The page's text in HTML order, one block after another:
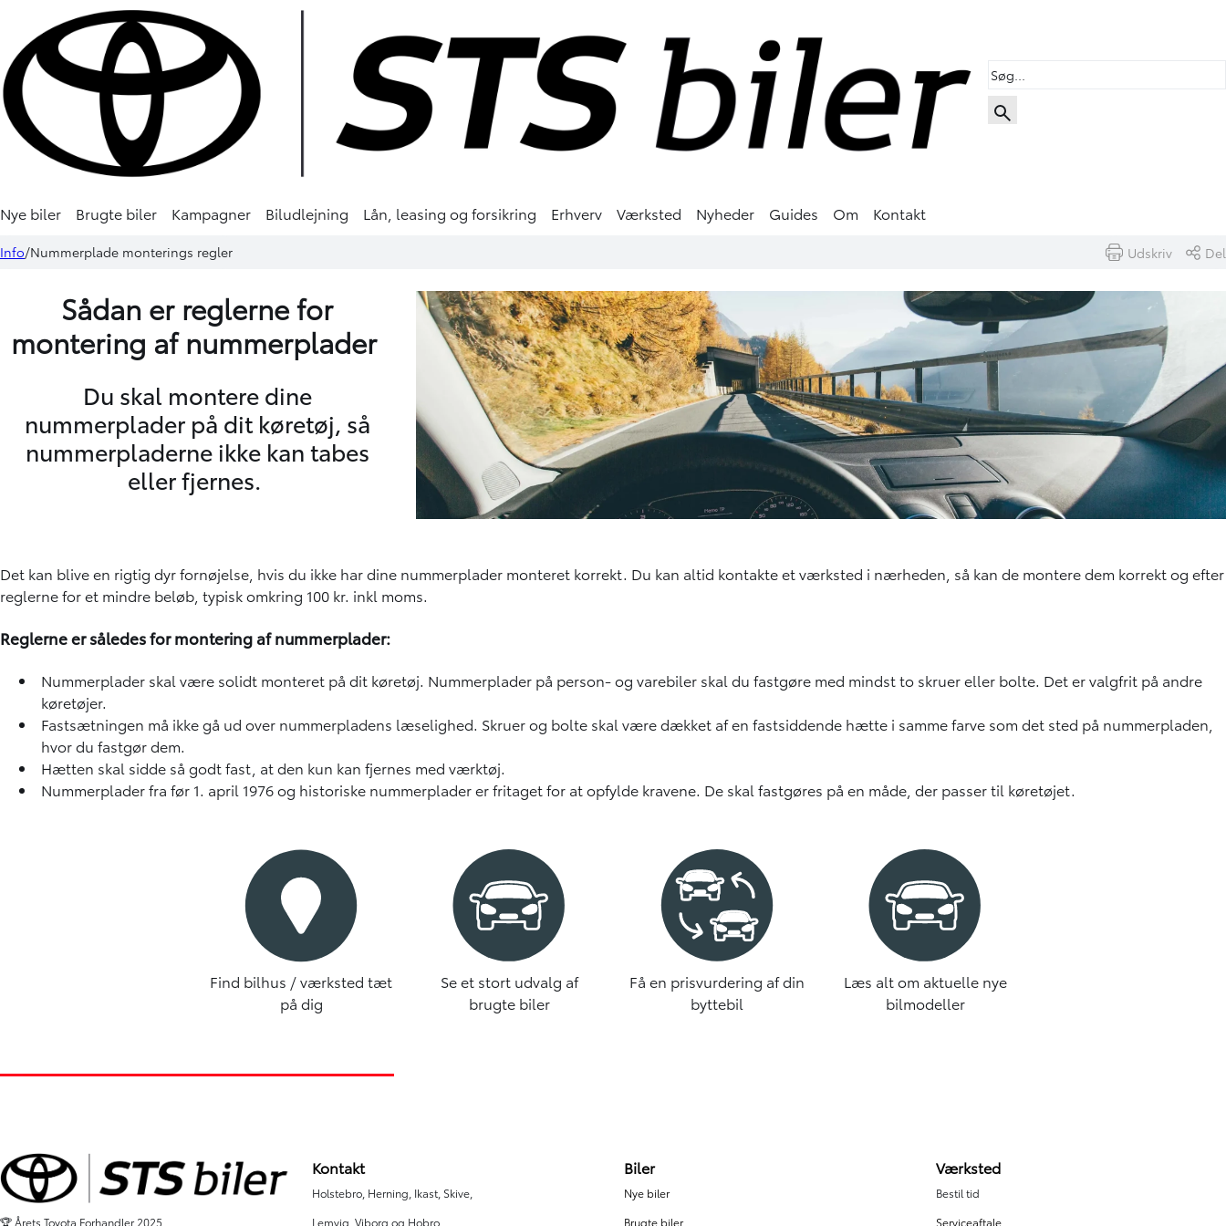
Nye biler Brugte biler Kampagner Biludlejning Lån, leasing og forsikring Erhverv Værksted Nyheder Guides Om Kontakt
Info Nummerplade monterings regler Udskriv Del
Sådan er reglerne for
montering af nummerplader
Du skal montere dine
nummerplader på dit køretøj, så
nummerpladerne ikke kan tabes
eller fjernes.
Det kan blive en rigtig dyr fornøjelse, hvis du ikke har dine nummerplader monteret korrekt. Du kan altid kontakte et værksted i nærheden, så kan de montere dem korrekt og efter
reglerne for et mindre beløb, typisk omkring 100 kr. inkl moms.
Reglerne er således for montering af nummerplader:
Nummerplader skal være solidt monteret på dit køretøj. Nummerplader på person- og varebiler skal du fastgøre med mindst to skruer eller bolte. Det er valgfrit på andre
køretøjer.
Fastsætningen må ikke gå ud over nummerpladens læselighed. Skruer og bolte skal være dækket af en fastsiddende hætte i samme farve som det sted på nummerpladen,
hvor du fastgør dem.
Hætten skal sidde så godt fast, at den kun kan fjernes med værktøj.
Nummerplader fra før 1. april 1976 og historiske nummerplader er fritaget for at opfylde kravene. De skal fastgøres på en måde, der passer til køretøjet.
Find bilhus / værksted tæt
på dig
Se et stort udvalg af
brugte biler
Få en prisvurdering af din
byttebil
Læs alt om aktuelle nye
bilmodeller
🏆 Årets Toyota Forhandler 2025
Kontakt
Holstebro, Herning, Ikast, Skive,
Lemvig, Viborg og Hobro.
Biler
Nye biler
Brugte biler
Værksted
Bestil tid
Serviceaftale